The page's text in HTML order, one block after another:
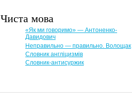
Чиста мова
«Як ми говоримо» — Антоненко-
Давидович
Неправильно — правильно. Волощак
Словник англіцизмів
Словник-антисуржик